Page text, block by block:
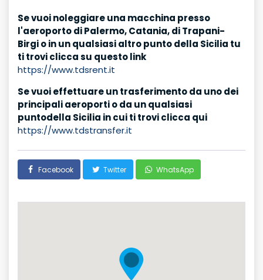
Se vuoi noleggiare una macchina presso
l'aeroporto di Palermo, Catania, di Trapani-
Birgi o in un qualsiasi altro punto della Sicilia tu
ti trovi clicca su questo link
https://www.tdsrent.it
Se vuoi effettuare un trasferimento da uno dei
principali aeroporti o da un qualsiasi
puntodella Sicilia in cui ti trovi clicca qui
https://www.tdstransfer.it
Facebook Twitter WhatsApp